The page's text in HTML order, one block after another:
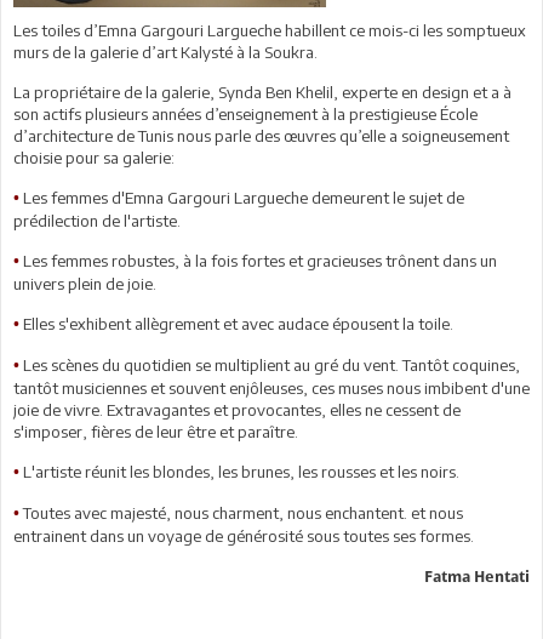
Les toiles d’Emna Gargouri Largueche habillent ce mois-ci les somptueux
murs de la galerie d’art Kalysté à la Soukra.
La propriétaire de la galerie, Synda Ben Khelil, experte en design et a à
son actifs plusieurs années d’enseignement à la prestigieuse École
d’architecture de Tunis nous parle des œuvres qu’elle a soigneusement
choisie pour sa galerie:
• Les femmes d'Emna Gargouri Largueche demeurent le sujet de
prédilection de l'artiste.
• Les femmes robustes, à la fois fortes et gracieuses trônent dans un
univers plein de joie.
• Elles s'exhibent allègrement et avec audace épousent la toile.
• Les scènes du quotidien se multiplient au gré du vent. Tantôt coquines,
tantôt musiciennes et souvent enjôleuses, ces muses nous imbibent d'une
joie de vivre. Extravagantes et provocantes, elles ne cessent de
s'imposer, fières de leur être et paraître.
• L'artiste réunit les blondes, les brunes, les rousses et les noirs.
•Toutes avec majesté, nous charment, nous enchantent. et nous
entrainent dans un voyage de générosité sous toutes ses formes.
Fatma Hentati